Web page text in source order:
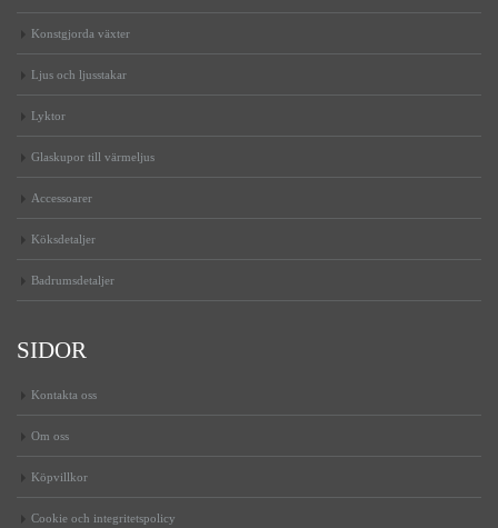
Konstgjorda växter
Ljus och ljusstakar
Lyktor
Glaskupor till värmeljus
Accessoarer
Köksdetaljer
Badrumsdetaljer
SIDOR
Kontakta oss
Om oss
Köpvillkor
Cookie och integritetspolicy